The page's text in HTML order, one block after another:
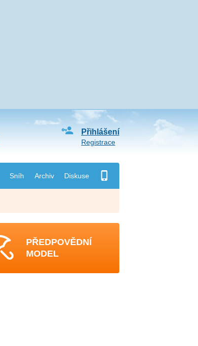
Sníh Archiv Diskuse
Přihlášení
Registrace
PŘEDPOVĚDNÍ
MODEL